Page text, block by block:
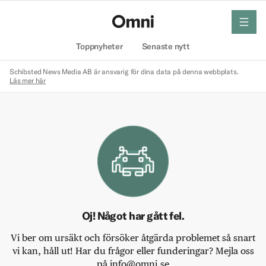
Toppnyheter Senaste nytt
meny
Schibsted News Media AB är ansvarig för dina data på denna webbplats.
Läs mer här
Oj! Något har gått fel.
Vi ber om ursäkt och försöker åtgärda problemet så snart
vi kan, håll ut! Har du frågor eller funderingar? Mejla oss